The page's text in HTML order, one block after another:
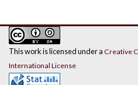
This work is licensed under a Creative
International License